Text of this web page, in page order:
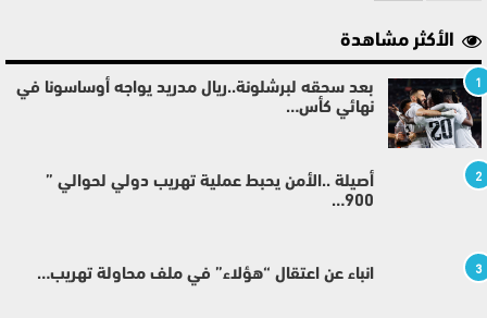
الأكثر مشاهدة
1
بعد سحقه لبرشلونة..ريال مدريد يواجه أوساسونا في
نهائي كأس…
2
أصيلة ..الأمن يحبط عملية تهريب دولي لحوالي ”
900…
3 انباء عن اعتقال “هؤلاء” في ملف محاولة تهريب…